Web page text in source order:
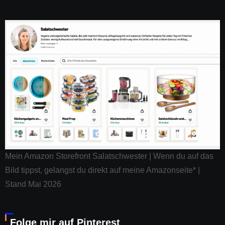
Mein Amazon Storefront Salatschwester | Wenn du auf das
Bild tippst, gelangst du direkt auf meine Amazonseite* |
Stand Mai 2026
Folge mir auf Pinterest